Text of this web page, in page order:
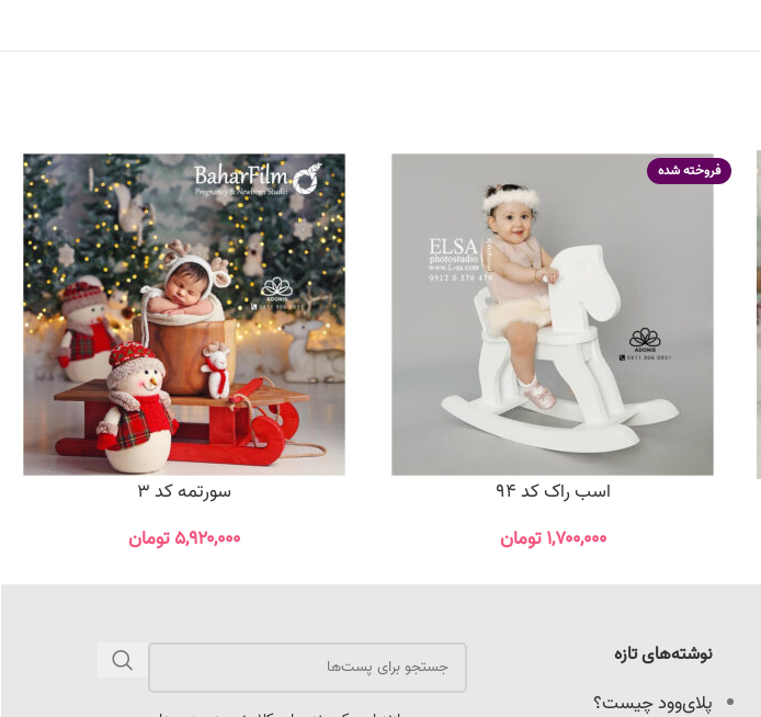
فروخته شده
اسب راک کد 94
۱,۷۰۰,۰۰۰ تومان
سورتمه کد 3
۵,۹۲۰,۰۰۰تومان
نوشته‌های تازه
پلای‌وود چیست؟